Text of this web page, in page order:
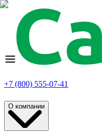
+7 (800) 555-07-41
О компании